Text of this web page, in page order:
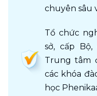
chuyên sâu
Tổ chức
sở, cấp
Trung tâm
các khóa
học